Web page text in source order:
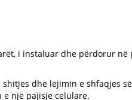
i instaluar dhe përdorur në
dhe lejimin e shfaqjes së
një pajisje celulare.